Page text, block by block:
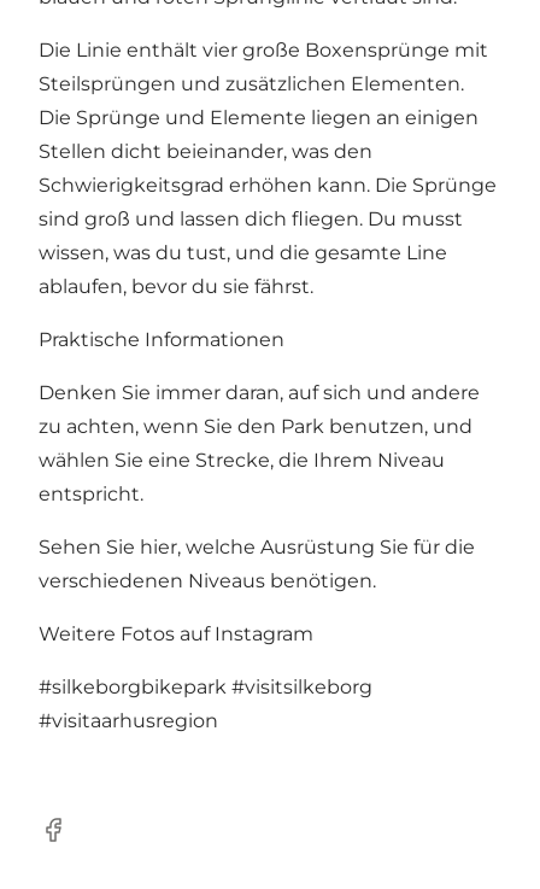
Die Linie enthält vier große Boxensprünge mit
Steilsprüngen und zusätzlichen Elementen.
Die Sprünge und Elemente liegen an einigen
Stellen dicht beieinander, was den
Schwierigkeitsgrad erhöhen kann. Die Sprünge
sind groß und lassen dich fliegen. Du musst
wissen, was du tust, und die gesamte Line
ablaufen, bevor du sie fährst.
Praktische Informationen
Denken Sie immer daran, auf sich und andere
zu achten, wenn Sie den Park benutzen, und
wählen Sie eine Strecke, die Ihrem Niveau
entspricht.
Sehen Sie hier, welche Ausrüstung Sie für die
verschiedenen Niveaus benötigen.
Weitere Fotos auf Instagram
#silkeborgbikepark #visitsilkeborg
#visitaarhusregion
Facebook